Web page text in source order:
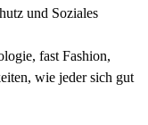
und Soziales
fast Fashion,
wie jeder sich gut